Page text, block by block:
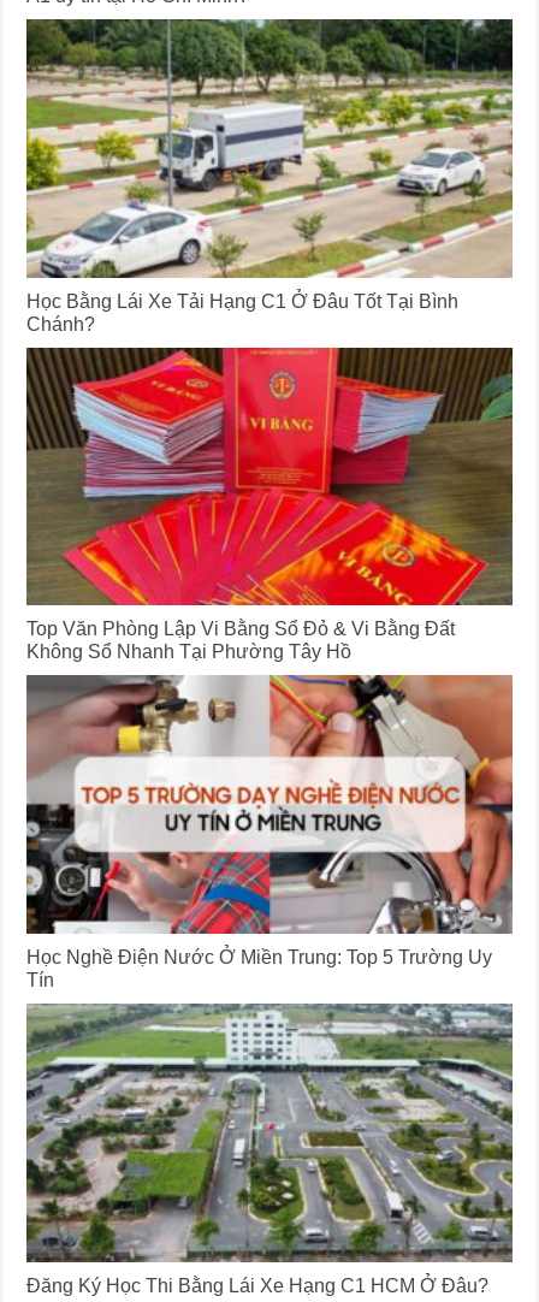
Học Bằng Lái Xe Tải Hạng C1 Ở Đâu Tốt Tại Bình
Chánh?
Top Văn Phòng Lập Vi Bằng Sổ Đỏ & Vi Bằng Đất
Không Sổ Nhanh Tại Phường Tây Hồ
Học Nghề Điện Nước Ở Miền Trung: Top 5 Trường Uy
Tín
Đăng Ký Học Thi Bằng Lái Xe Hạng C1 HCM Ở Đâu?